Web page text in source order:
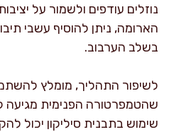
נוזלים עודפים ולשמור על
הארומה, ניתן להוסיף עשבי
בשלב הערבוב.
לשיפור התהליך, מומלץ
שימוש בתבנית סיליקון יכול